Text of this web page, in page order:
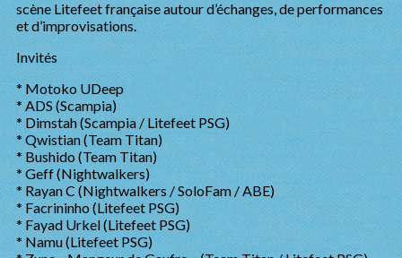
scène Litefeet française autour d’échanges, de performances
et d’improvisations.
Invités
* Motoko UDeep
* ADS (Scampia)
* Dimstah (Scampia / Litefeet PSG)
* Qwistian (Team Titan)
* Bushido (Team Titan)
* Geff (Nightwalkers)
* Rayan C (Nightwalkers / SoloFam / ABE)
* Facrininho (Litefeet PSG)
* Fayad Urkel (Litefeet PSG)
* Namu (Litefeet PSG)